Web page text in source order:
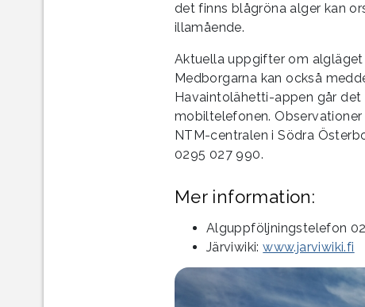
det finns blågröna alger kan
illamående.
Aktuella uppgifter om algläget
Medborgarna kan också
Havaintolähetti-appen går
mobiltelefonen.
NTM-centralen i Södra
0295 027 990.
Mer information:
Alguppföljningstelefon
Järviwiki:www.jarviwiki.fi